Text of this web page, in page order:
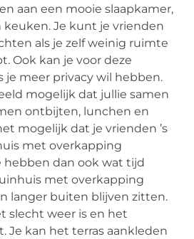
aan een mooie slaapkamer,
Je kunt je vrienden
als je zelf weinig ruimte
Ook kan je voor deze
je meer privacy wil hebben.
mogelijk dat jullie samen
ontbijten, lunchen en
mogelijk dat je vrienden ’s
met overkapping
hebben dan ook wat tijd
met overkapping
langer buiten blijven zitten.
slecht weer is en het
Je kan het terras aankleden